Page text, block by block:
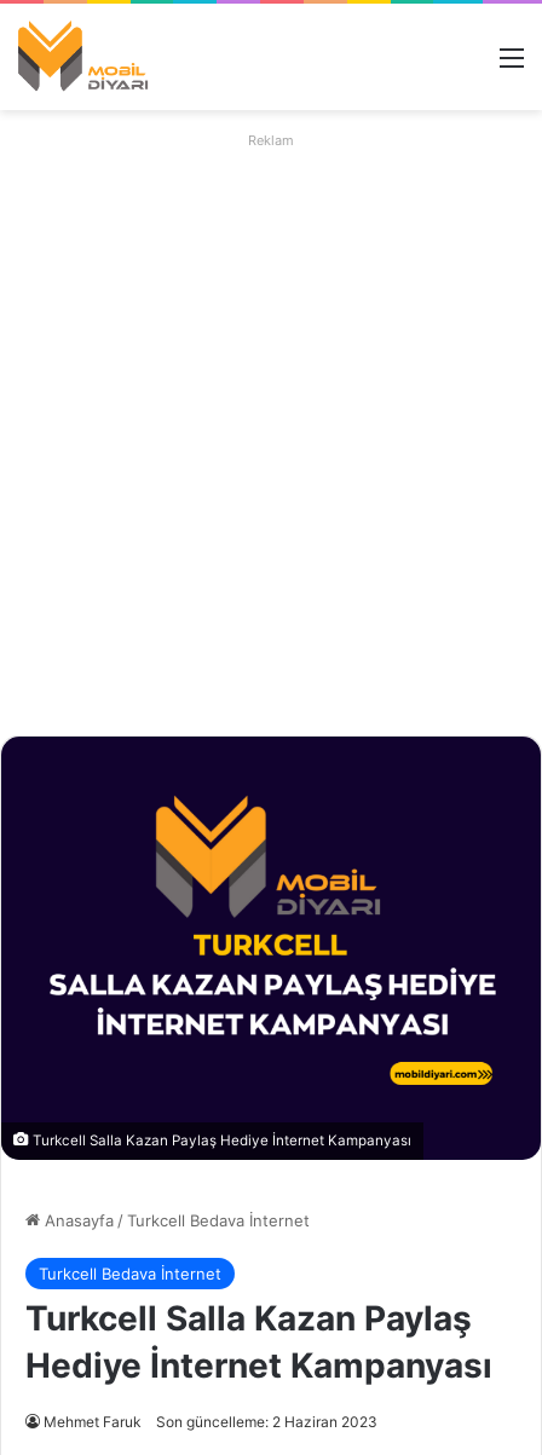
Reklam
Turkcell Salla Kazan Paylaş Hediye İnternet Kampanyası
Anasayfa/Turkcell Bedava İnternet
Turkcell Bedava İnternet
Turkcell Salla Kazan Paylaş
Hediye İnternet Kampanyası
Mehmet Faruk Son güncelleme: 2 Haziran 2023